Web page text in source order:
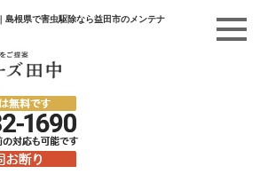
島根県で害虫駆除なら益田市のメンテナ